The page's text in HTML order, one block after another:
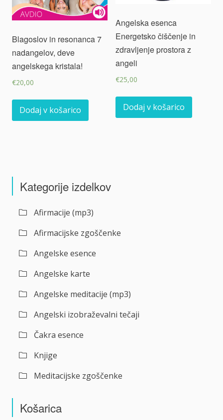
Blagoslov in resonanca 7
nadangelov, deve
angelskega kristala!
€20,00
Dodaj v košarico
Angelska esenca
Energetsko čiščenje in
zdravljenje prostora z
angeli
€25,00
Dodaj v košarico
Kategorije izdelkov
Afirmacije (mp3)
Afirmacijske zgoščenke
Angelske esence
Angelske karte
Angelske meditacije (mp3)
Angelski izobraževalni tečaji
Čakra esence
Knjige
Meditacijske zgoščenke
Košarica